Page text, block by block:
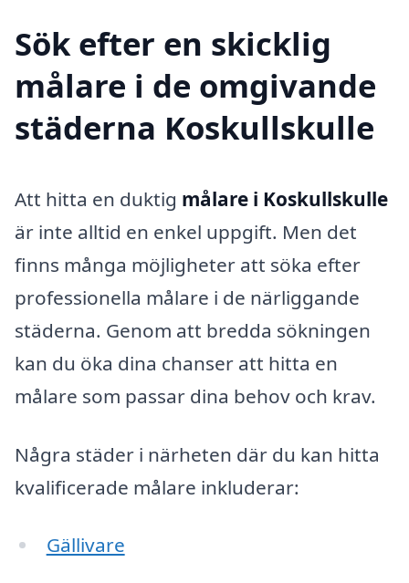
Sök efter en skicklig
målare i de omgivande
städerna Koskullskulle
Att hitta en duktig målare i Koskullskulle
är inte alltid en enkel uppgift. Men det
finns många möjligheter att söka efter
professionella målare i de närliggande
städerna. Genom att bredda sökningen
kan du öka dina chanser att hitta en
målare som passar dina behov och krav.
Några städer i närheten där du kan hitta
kvalificerade målare inkluderar:
Gällivare